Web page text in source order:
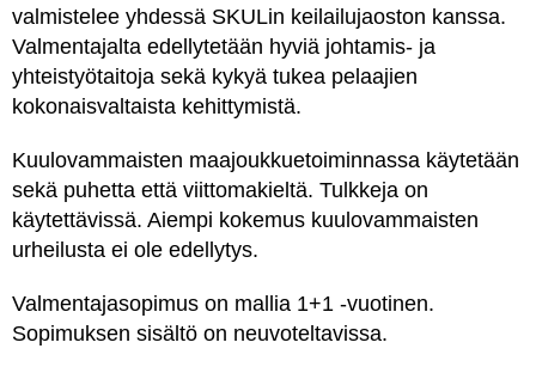
valmistelee yhdessä SKULin keilailujaoston kanssa.
Valmentajalta edellytetään hyviä johtamis- ja
yhteistyötaitoja sekä kykyä tukea pelaajien
kokonaisvaltaista kehittymistä.
Kuulovammaisten maajoukkuetoiminnassa käytetään
sekä puhetta että viittomakieltä. Tulkkeja on
käytettävissä. Aiempi kokemus kuulovammaisten
urheilusta ei ole edellytys.
Valmentajasopimus on mallia 1+1 -vuotinen.
Sopimuksen sisältö on neuvoteltavissa.